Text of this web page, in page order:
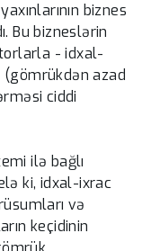
biznes
Bu bizneslərin
- idxal-
(gömrükdən azad
ciddi
ilə bağlı
ki, idxal-ixrac
və
keçidinin